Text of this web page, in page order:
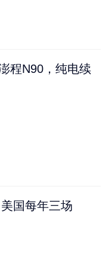
程N90，纯电续
国每年三场